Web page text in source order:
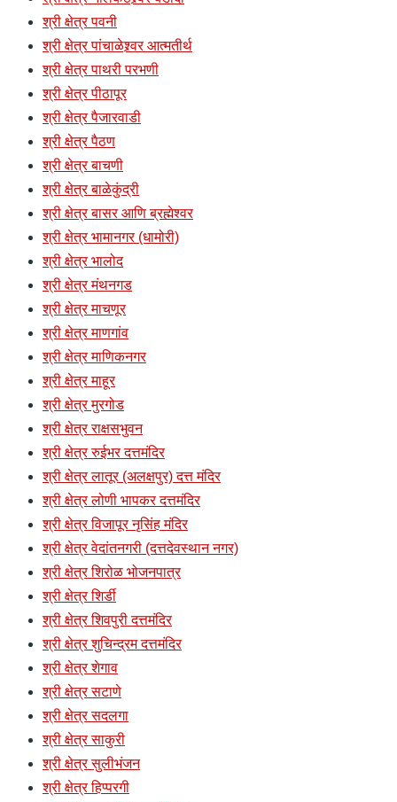
श्री क्षेत्र पवनी
श्री क्षेत्र पांचाळेश्र्वर आत्मतीर्थ
श्री क्षेत्र पाथरी परभणी
श्री क्षेत्र पीठापूर
श्री क्षेत्र पैजारवाडी
श्री क्षेत्र पैठण
श्री क्षेत्र बाचणी
श्री क्षेत्र बाळेकुंद्री
श्री क्षेत्र बासर आणि ब्रह्मेश्वर
श्री क्षेत्र भामानगर (धामोरी)
श्री क्षेत्र भालोद
श्री क्षेत्र मंथनगड
श्री क्षेत्र माचणूर
श्री क्षेत्र माणगांव
श्री क्षेत्र माणिकनगर
श्री क्षेत्र माहूर
श्री क्षेत्र मुरगोड
श्री क्षेत्र राक्षसभुवन
श्री क्षेत्र रुईभर दत्तमंदिर
श्री क्षेत्र लातूर (अलक्षपुर) दत्त मंदिर
श्री क्षेत्र लोणी भापकर दत्तमंदिर
श्री क्षेत्र विजापूर नृसिंह मंदिर
श्री क्षेत्र वेदांतनगरी (दत्तदेवस्थान नगर)
श्री क्षेत्र शिरोळ भोजनपात्र
श्री क्षेत्र शिर्डी
श्री क्षेत्र शिवपुरी दत्तमंदिर
श्री क्षेत्र शुचिन्द्रम दत्तमंदिर
श्री क्षेत्र शेगाव
श्री क्षेत्र सटाणे
श्री क्षेत्र सदलगा
श्री क्षेत्र साकुरी
श्री क्षेत्र सुलीभंजन
श्री क्षेत्र हिप्परगी